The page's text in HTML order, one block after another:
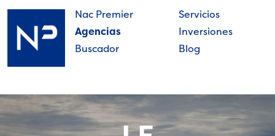
Skip
content
Nac Premier
Agencias
Buscador
Servicios
Inversiones
Blog